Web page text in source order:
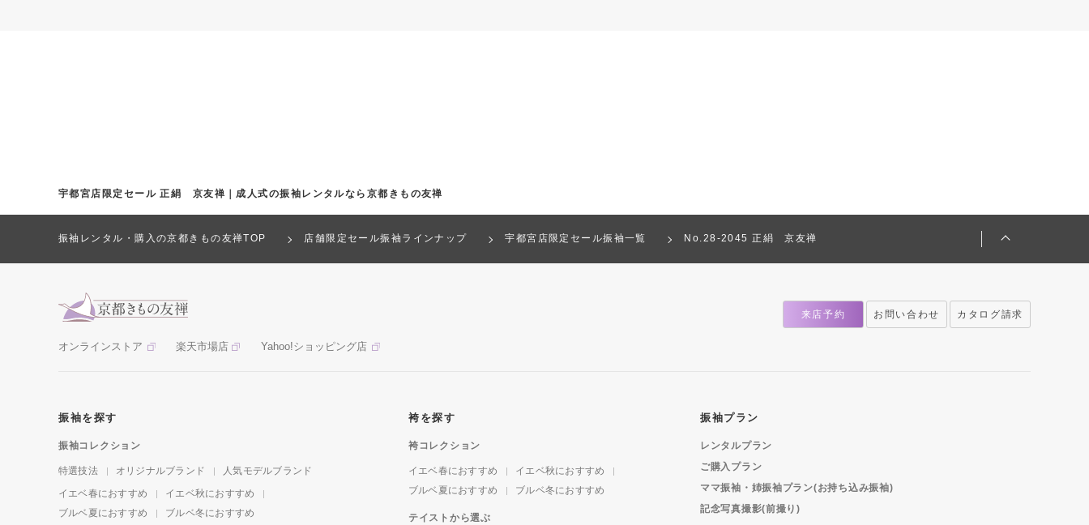
宇都宮店限定セール 正絹 京友禅｜成人式の振袖レンタルなら京都きもの友禅
振袖レンタル・購入の京都きもの友禅TOP 店舗限定セール振袖ラインナップ 宇都宮店限定セール振袖一覧 No.28-2045 正絹 京友禅
オンラインストア 楽天市場店 Yahoo!ショッピング店
来店予約 お問い合わせ カタログ請求
振袖を探す
振袖コレクション
特選技法 オリジナルブランド
人気モデルブランド
イエベ春におすすめ
イエベ秋におすすめ
ブルベ夏におすすめ
ブルベ冬におすすめ
袴を探す
袴コレクション
イエベ春におすすめ
イエベ秋におすすめ
ブルベ夏におすすめ
ブルベ冬におすすめ
テイストから選ぶ
振袖プラン
レンタルプラン
ご購入プラン
ママ振袖・姉振袖プラン(お持ち込み振袖)
記念写真撮影(前撮り)